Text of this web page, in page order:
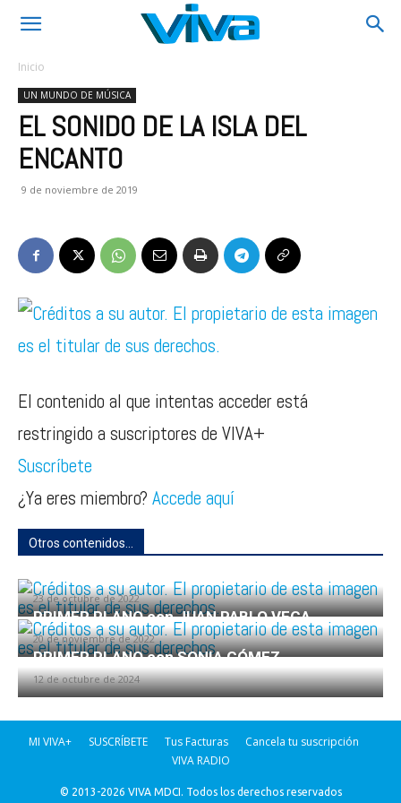
Inicio
UN MUNDO DE MÚSICA
EL SONIDO DE LA ISLA DEL
ENCANTO
9 de noviembre de 2019
El contenido al que intentas acceder está
restringido a suscriptores de VIVA+
Suscríbete
¿Ya eres miembro? Accede aquí
Otros contenidos...
23 de octubre de 2022
PRIMER PLANO con JUAN PABLO VEGA
20 de noviembre de 2022
PRIMER PLANO con SONIA GÓMEZ
12 de octubre de 2024
MI VIVA+ SUSCRÍBETE Tus Facturas
Cancela tu suscripción
VIVA RADIO
© 2013-2026 VIVA MDCI. Todos los derechos reservados